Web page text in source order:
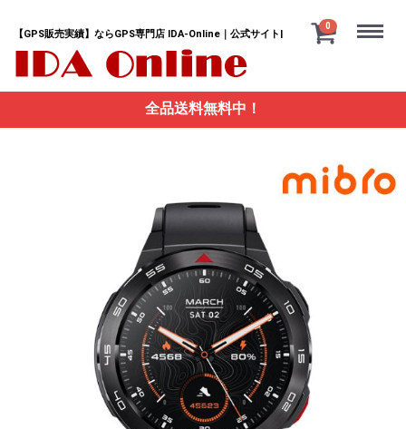
【GPS販売実績】ならGPS専門店 IDA-Online｜公式サイト|
0
全品送料無料中！